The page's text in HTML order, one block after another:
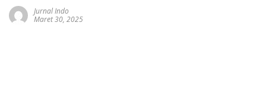
Jurnal Indo
Maret 30, 2025